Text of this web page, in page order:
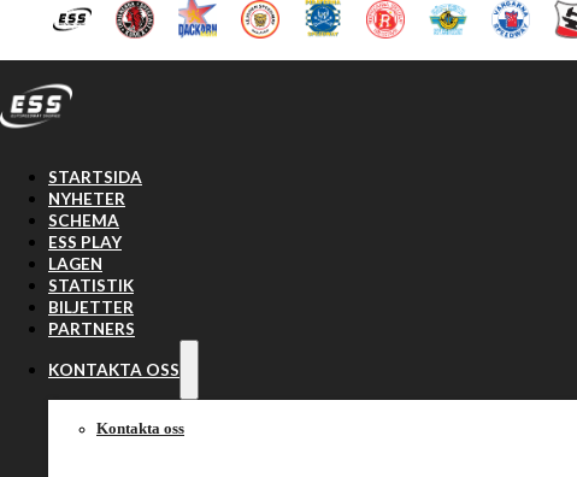
Hoppa till huvudinnehåll Hoppa till sidfot
STARTSIDA
NYHETER
SCHEMA
ESS PLAY
LAGEN
STATISTIK
BILJETTER
PARTNERS
KONTAKTA OSS
Kontakta oss